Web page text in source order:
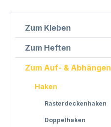
Zum Kleben
Zum Heften
Zum Auf- & Abhängen
Haken
Rasterdeckenhaken
Doppelhaken